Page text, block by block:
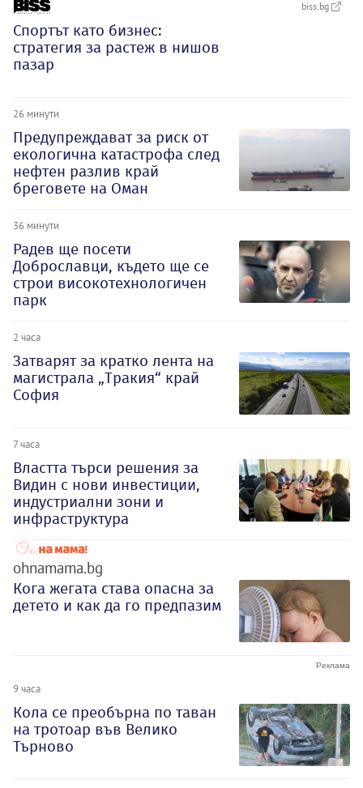
biss.bg
Спортът като бизнес:
стратегия за растеж в нишов
пазар
26 минути
Предупреждават за риск от
екологична катастрофа след
нефтен разлив край
бреговете на Оман
36 минути
Радев ще посети
Доброславци, където ще се
строи високотехнологичен
парк
2 часа
Затварят за кратко лента на
магистрала „Тракия“ край
София
7 часа
Властта търси решения за
Видин с нови инвестиции,
индустриални зони и
инфраструктура
ohnamama.bg
Кога жегата става опасна за
детето и как да го предпазим
9 часа
Кола се преобърна по таван
на тротоар във Велико
Търново